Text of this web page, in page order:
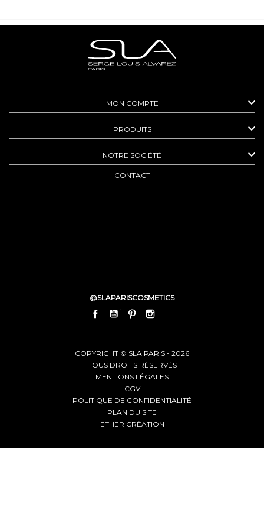
MON COMPTE 
PRODUITS 
NOTRE SOCIÉTÉ 
CONTACT
@SLAPARISCOSMETICS
FACEBOOKYOUTUBEPINTEREST
COPYRIGHT © SLA PARIS - 2026
TOUS DROITS RÉSERVÉS
MENTIONS LÉGALES
CGV
POLITIQUE DE CONFIDENTIALITÉ
PLAN DU SITE
ETHER CRÉATION